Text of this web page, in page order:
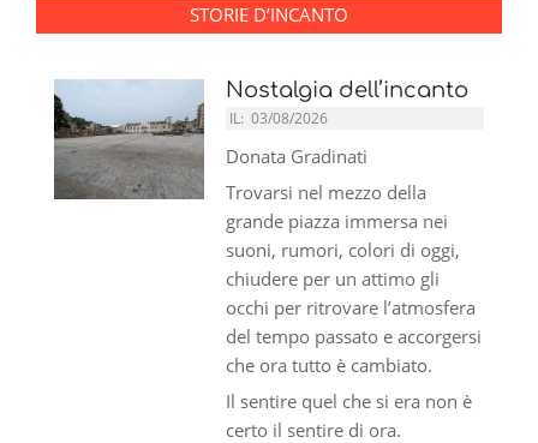
STORIE D’INCANTO
Nostalgia dell’incanto
IL: 03/08/2026
Donata Gradinati
Trovarsi nel mezzo della
grande piazza immersa nei
suoni, rumori, colori di oggi,
chiudere per un attimo gli
occhi per ritrovare l’atmosfera
del tempo passato e accorgersi
che ora tutto è cambiato.
Il sentire quel che si era non è
certo il sentire di ora.